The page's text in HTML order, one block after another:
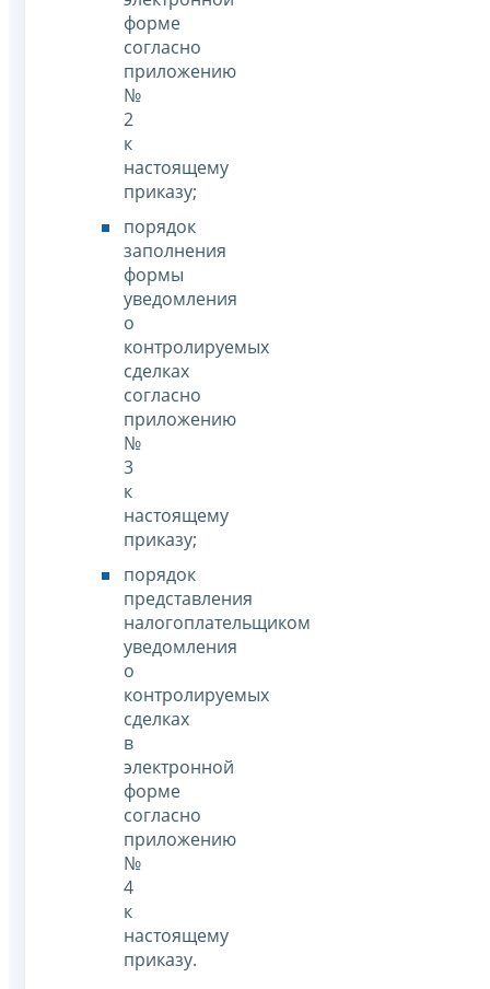
форме
согласно
приложению
№
2
к
настоящему
приказу;
порядок
заполнения
формы
уведомления
о
контролируемых
сделках
согласно
приложению
№
3
к
настоящему
приказу;
порядок
представления
налогоплательщиком
уведомления
о
контролируемых
сделках
в
электронной
форме
согласно
приложению
№
4
к
настоящему
приказу.